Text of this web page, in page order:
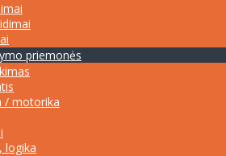
priemonės
/ motorika
logika